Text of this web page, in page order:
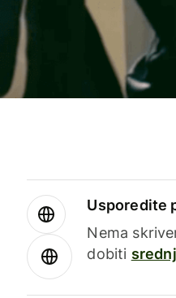
Usporedite
Nema
dobiti